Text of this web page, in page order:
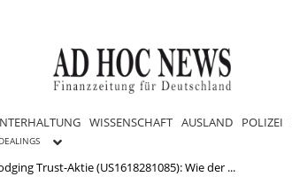
WISSENSCHAFT AUSLAND POLIZEI
Trust-Aktie (US1618281085): Wie der ...